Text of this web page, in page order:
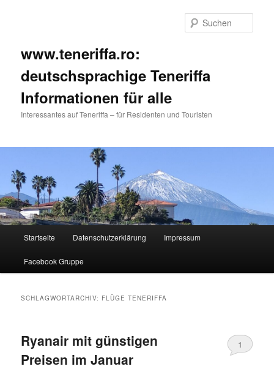
www.teneriffa.ro:
deutschsprachige Teneriffa
Informationen für alle
Interessantes auf Teneriffa – für Residenten und Touristen
Zum
primären
Zum
sekundären
Startseite Datenschutzerklärung Impressum
Facebook Gruppe
SCHLAGWORTARCHIV: FLÜGE TENERIFFA
Ryanair mit günstigen
Preisen im Januar
1